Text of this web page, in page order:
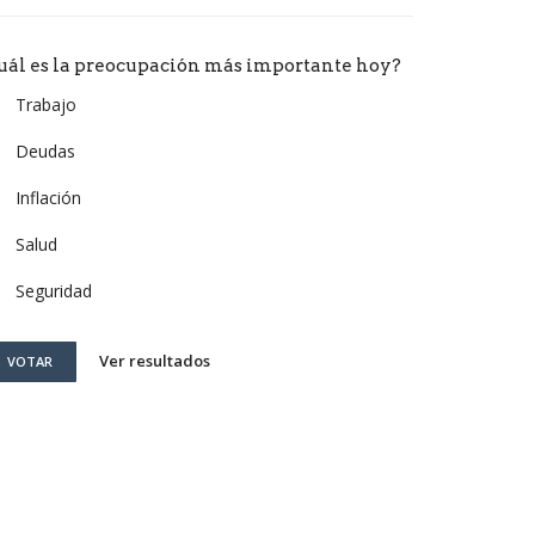
es la preocupación más importante hoy?
Trabajo
Deudas
Inflación
Salud
Seguridad
VOTAR Ver resultados